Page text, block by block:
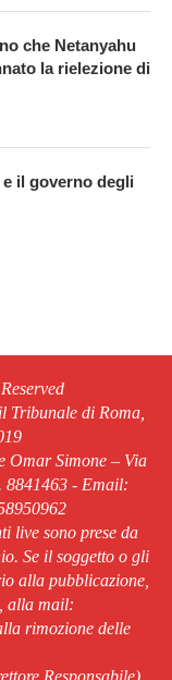
che Netanyahu
la rielezione di
il governo degli
Tribunale di Roma,
Omar Simone – Via
8841463 - Email:
live sono prese da
Se il soggetto o gli
alla pubblicazione,
alla mail:
rimozione delle